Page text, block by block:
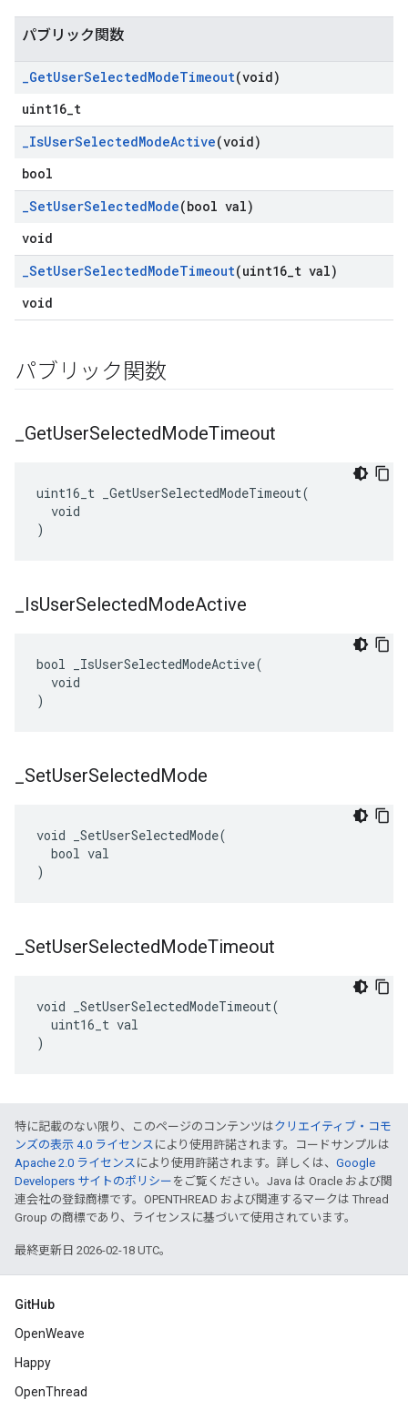
パブリック関数
_GetUserSelectedModeTimeout(void)
uint16_t
_IsUserSelectedModeActive(void)
bool
_SetUserSelectedMode(bool val)
void
_SetUserSelectedModeTimeout(uint16 t val)
void
パブリック関数
GetUserSelectedModeTimeout
uint16_t _GetUserSelectedModeTimeout(
  void
)
IsUserSelectedModeActive
bool _IsUserSelectedModeActive(
  void
)
SetUserSelectedMode
void _SetUserSelectedMode(
  bool val
)
SetUserSelectedModeTimeout
void _SetUserSelectedModeTimeout(
  uint16_t val
)
特に記載のない限り、このページのコンテンツはクリエイティブ・コモ
ンズの表示 4.0 ライセンス により使用許諾されます。コードサンプルは
Apache 2.0 ライセンス により使用許諾されます。詳しくは、 Google
Developers サイトのポリシー をご覧ください。Java は Oracle および関
連会社の登録商標です。OPENTHREAD および関連するマークは Thread
Group の商標であり、ライセンスに基づいて使用されています。
最終更新日 2026-02-18 UTC。
GitHub
OpenWeave
Happy
OpenThread